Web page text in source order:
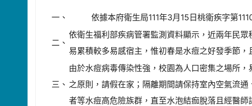
一、 依據本府衛生局111年3月15日桃衛疾字第
二、
依衛生福利部疾病管署監測資料顯示，近兩年民
易累積較多易感宿主，惟初春是水痘之好發季節
三、
由於水痘病毒傳染性強，校園為人口密集之場所
之原則，請假在家；隔離期間請保持室內空氣流
者等水痘高危險族群，直至水泡結痂脫落且經醫